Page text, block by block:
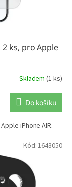
2 ks, pro Apple
Skladem (1 ks)
Do košíku
iPhone AIR.
Kód: 1643050